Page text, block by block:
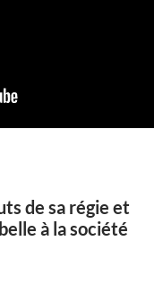
de sa régie et
à la société